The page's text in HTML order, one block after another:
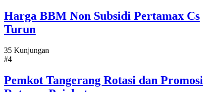
Harga BBM Non Subsidi Pertamax Cs
Turun
35 Kunjungan
#4
Pemkot Tangerang Rotasi dan Promosi